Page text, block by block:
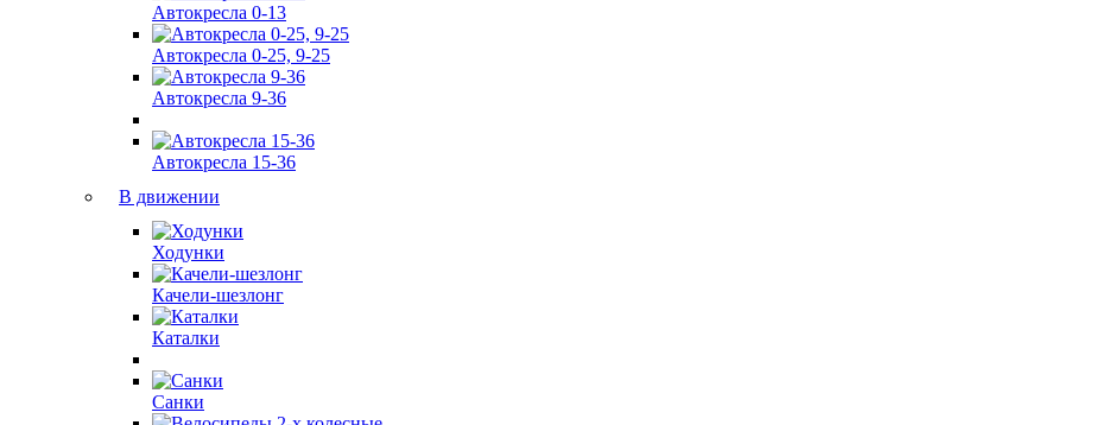
Автокресла 0-13
Автокресла 0-25, 9-25
Автокресла 9-36
Автокресла 15-36
В движении
Ходунки
Качели-шезлонг
Каталки
Санки